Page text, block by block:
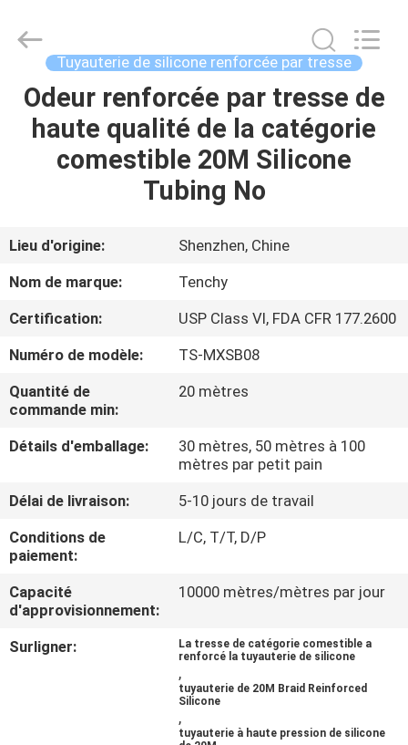
MAISON
PRODUITS
SUJET
DE
NOUS
VISITE
D'USINE
CONTRÔLE
QUALITÉ
CONTACTEZ-
NOUS
NOUVELLES
silicone
Shenzhen
Silicone&Rubber
Tuyauterie de silicone renforcée par tresse
Odeur renforcée par tresse de
haute qualité de la catégorie
comestible 20M Silicone
Tubing No
Lieu d'origine:
Shenzhen, Chine
Nom de marque:
Tenchy
Certification:
USP Class VI, FDA CFR 177.2600
Numéro de modèle:
TS-MXSB08
Quantité de
commande min:
20 mètres
Détails d'emballage:
30 mètres, 50 mètres à 100
mètres par petit pain
Délai de livraison:
5-10 jours de travail
Conditions de
paiement:
L/C, T/T, D/P
Capacité
d'approvisionnement:
10000 mètres/mètres par jour
Surligner:
La tresse de catégorie comestible a
renforcé la tuyauterie de silicone
,
tuyauterie de 20M Braid Reinforced
Silicone
,
tuyauterie à haute pression de silicone